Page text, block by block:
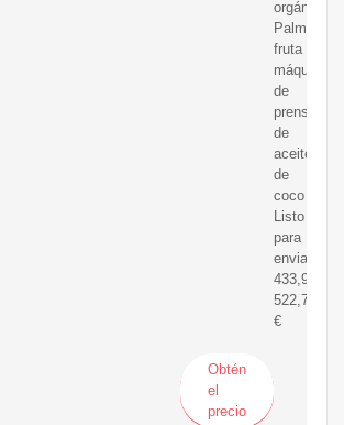
orgánico
Palma
fruta
máquina
de
prensa
de
aceite
de
coco
Listo
para
enviar
433,96-
522,73
€
Obtén
el
precio